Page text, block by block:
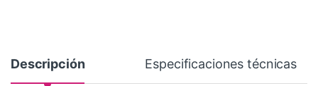
Descripción Especificaciones técnicas